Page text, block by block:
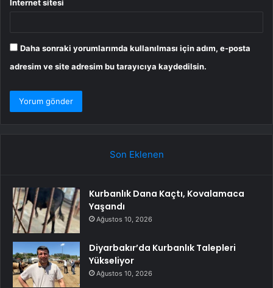
İnternet sitesi
Daha sonraki yorumlarımda kullanılması için adım, e-posta
adresim ve site adresim bu tarayıcıya kaydedilsin.
Son Eklenen
Kurbanlık Dana Kaçtı, Kovalamaca
Yaşandı
Ağustos 10, 2026
Diyarbakır’da Kurbanlık Talepleri
Yükseliyor
Ağustos 10, 2026